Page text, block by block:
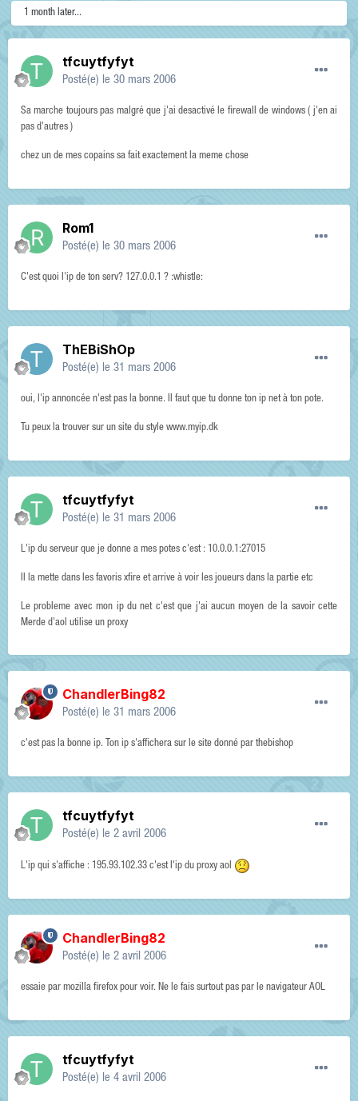
1 month later...
tfcuytfyfyt
Posté(e) le 30 mars 2006
Sa marche toujours pas malgré que j'ai desactivé le firewall de windows ( j'en ai
pas d'autres )
chez un de mes copains sa fait exactement la meme chose
Rom1
Posté(e) le 30 mars 2006
C'est quoi l'ip de ton serv? 127.0.0.1 ? :whistle:
ThEBiShOp
Posté(e) le 31 mars 2006
oui, l'ip annoncée n'est pas la bonne. Il faut que tu donne ton ip net à ton pote.
Tu peux la trouver sur un site du style www.myip.dk
tfcuytfyfyt
Posté(e) le 31 mars 2006
L'ip du serveur que je donne a mes potes c'est : 10.0.0.1:27015
Il la mette dans les favoris xfire et arrive à voir les joueurs dans la partie etc
Le probleme avec mon ip du net c'est que j'ai aucun moyen de la savoir cette
Merde d'aol utilise un proxy
ChandlerBing82
Posté(e) le 31 mars 2006
c'est pas la bonne ip. Ton ip s'affichera sur le site donné par thebishop
tfcuytfyfyt
Posté(e) le 2 avril 2006
L'ip qui s'affiche : 195.93.102.33 c'est l'ip du proxy aol
ChandlerBing82
Posté(e) le 2 avril 2006
essaie par mozilla firefox pour voir. Ne le fais surtout pas par le navigateur AOL
tfcuytfyfyt
Posté(e) le 4 avril 2006